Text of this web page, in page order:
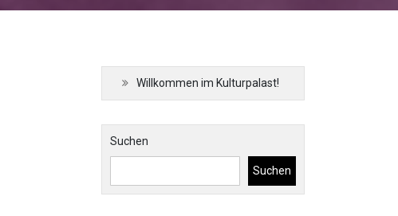
Willkommen im Kulturpalast!
Suchen
Suchen